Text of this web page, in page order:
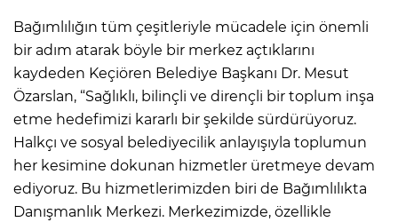
Bağımlılığın tüm çeşitleriyle mücadele için önemli
bir adım atarak böyle bir merkez açtıklarını
kaydeden Keçiören Belediye Başkanı Dr. Mesut
Özarslan, “Sağlıklı, bilinçli ve dirençli bir toplum inşa
etme hedefimizi kararlı bir şekilde sürdürüyoruz.
Halkçı ve sosyal belediyecilik anlayışıyla toplumun
her kesimine dokunan hizmetler üretmeye devam
ediyoruz. Bu hizmetlerimizden biri de Bağımlılıkta
Danışmanlık Merkezi. Merkezimizde, özellikle